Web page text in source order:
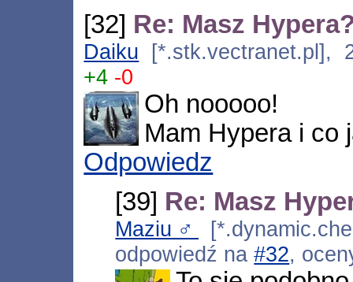
[32] Re: Masz
Daiku [*.stk.vectranet.pl],
+4 -0
Oh nooooo!
Mam Hypera i co
Odpowiedz
[39] Re: Masz
Maziu♂
odpowiedź na#32,